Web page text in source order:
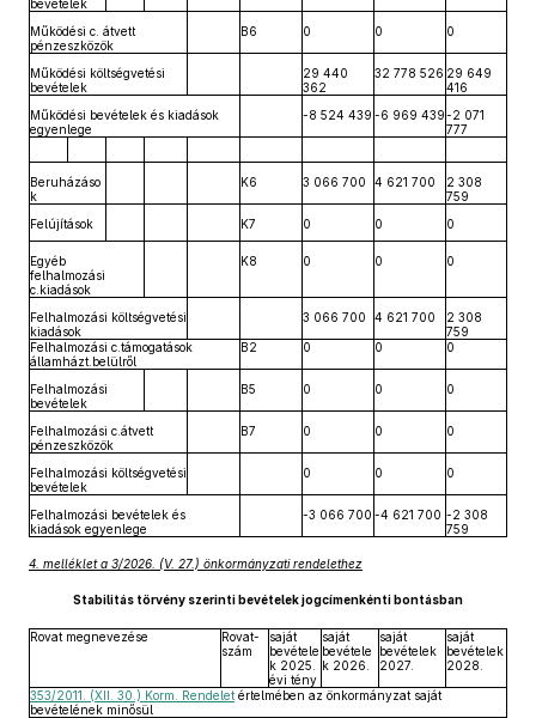
bevételek
Működési c. átvett
pénzeszközök
B6 0 0 0
Működési költségvetési
bevételek
29 440
362
32 778 526 29 649
416
Működési bevételek és kiadások
egyenlege
-8 524 439 -6 969 439-2 071
777
Beruházáso
k
K6 3 066 700 4 621 700
2 308
759
Felújítások
K7 0 0 0
Egyéb
felhalmozási
c.kiadások
K8 0 0 0
Felhalmozási költségvetési
kiadások
3 066 700 4 621 700
2 308
759
Felhalmozási c.támogatások
államházt.belülről
B2 0 0 0
Felhalmozási
bevételek
B5 0 0 0
Felhalmozási c.átvett
pénzeszközök
B7 0 0 0
Felhalmozási költségvetési
bevételek
0 0 0
Felhalmozási bevételek és
kiadások egyenlege
-3 066 700 -4 621 700 -2 308
759
4. melléklet a 3/2026. (V. 27.) önkormányzati rendelethez
Stabilitás törvény szerinti bevételek jogcímenkénti bontásban
Rovat megnevezése
Rovat-
szám
saját
bevétele
k 2025.
évi tény
saját
bevétele
k 2026.
saját
bevételek
2027.
saját
bevételek
2028.
353/2011. (XII. 30.) Korm. Rendelet értelmében az önkormányzat saját
bevételének minősül